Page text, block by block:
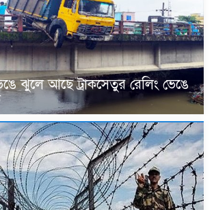
ঝুলে আছে ট্রাকসেতুর রেলিং ভেঙে